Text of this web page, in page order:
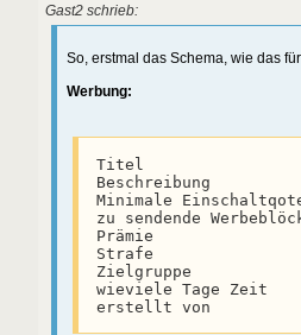
Gast2 schrieb:
So, erstmal das Schema, wie das
Werbung:
Minimale
zu sendende
Prämie
Strafe
Zielgruppe
wieviele Tage Zeit
erstellt von